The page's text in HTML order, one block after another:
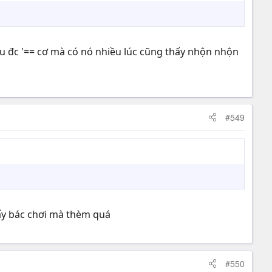
'== cơ mà có nó nhiều lúc cũng thấy nhộn nhộn
#549
bác chơi mà thèm quá
#550